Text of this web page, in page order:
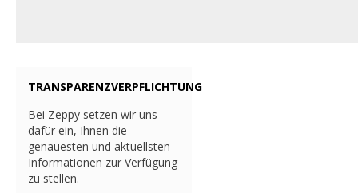
TRANSPARENZVERPFLICHTUNG
Bei Zeppy setzen wir uns
dafür ein, Ihnen die
genauesten und aktuellsten
Informationen zur Verfügung
zu stellen.